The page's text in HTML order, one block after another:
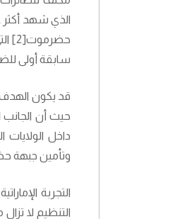
الذي شهد أكثر
سابقة أولى
قد يكون الهدف
حيث أن الجانب
داخل الولايات
وتأمين جبهة
التجربة
التنظيم لا